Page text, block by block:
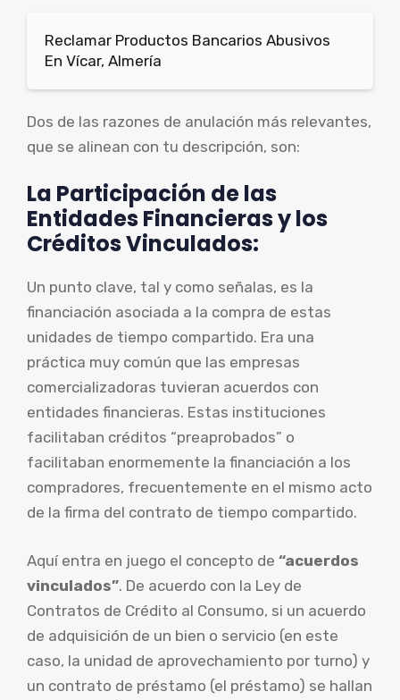
Reclamar Productos Bancarios Abusivos
En Vícar, Almería
Dos de las razones de anulación más relevantes,
que se alinean con tu descripción, son:
La Participación de las
Entidades Financieras y los
Créditos Vinculados:
Un punto clave, tal y como señalas, es la
financiación asociada a la compra de estas
unidades de tiempo compartido. Era una
práctica muy común que las empresas
comercializadoras tuvieran acuerdos con
entidades financieras. Estas instituciones
facilitaban créditos “preaprobados” o
facilitaban enormemente la financiación a los
compradores, frecuentemente en el mismo acto
de la firma del contrato de tiempo compartido.
Aquí entra en juego el concepto de “acuerdos
vinculados”. De acuerdo con la Ley de
Contratos de Crédito al Consumo, si un acuerdo
de adquisición de un bien o servicio (en este
caso, la unidad de aprovechamiento por turno) y
un contrato de préstamo (el préstamo) se hallan